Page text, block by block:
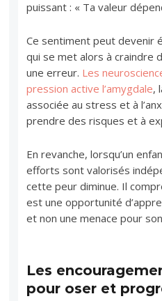
puissant : « Ta valeur
Ce sentiment peut devenir
qui se met alors à craindre
une erreur. Les
pression active l’amygdale,
associée au stress et à
prendre des risques et à
En revanche, lorsqu’un
efforts sont valorisés
cette peur diminue. Il
est une opportunité
et non une menace pour
Les
pour oser et